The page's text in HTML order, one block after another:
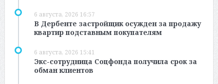
6 августа, 2026 16:57
В Дербенте застройщик осужден за продажу
квартир подставным покупателям
6 августа, 2026 15:41
Экс-сотрудница Соцфонда получила срок за
обман клиентов